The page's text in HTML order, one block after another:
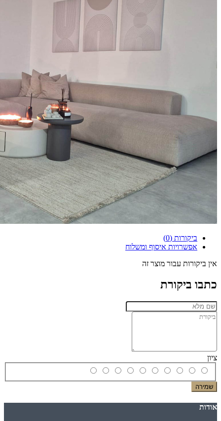
ביקורות (0)
אפשרויות איסוף ומשלוח
אין ביקורות עבור מוצר זה
כתבו ביקורת
ציון
שמירה
אודות